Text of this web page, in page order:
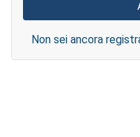
Non sei ancora